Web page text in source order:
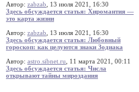
Автор: zabzab , 13 июля 2021, 16:30
Здесь обсуждается статья: Хиромантия —
это карта жизни
Автор: zabzab , 13 июля 2021, 16:30
Здесь обсуждается статья: Любовный
гороскоп: как целуются знаки Зодиака
Автор: astro.sibnet.ru , 11 марта 2021, 00:11
Здесь обсуждается статья: Числа
открывают тайны мироздания